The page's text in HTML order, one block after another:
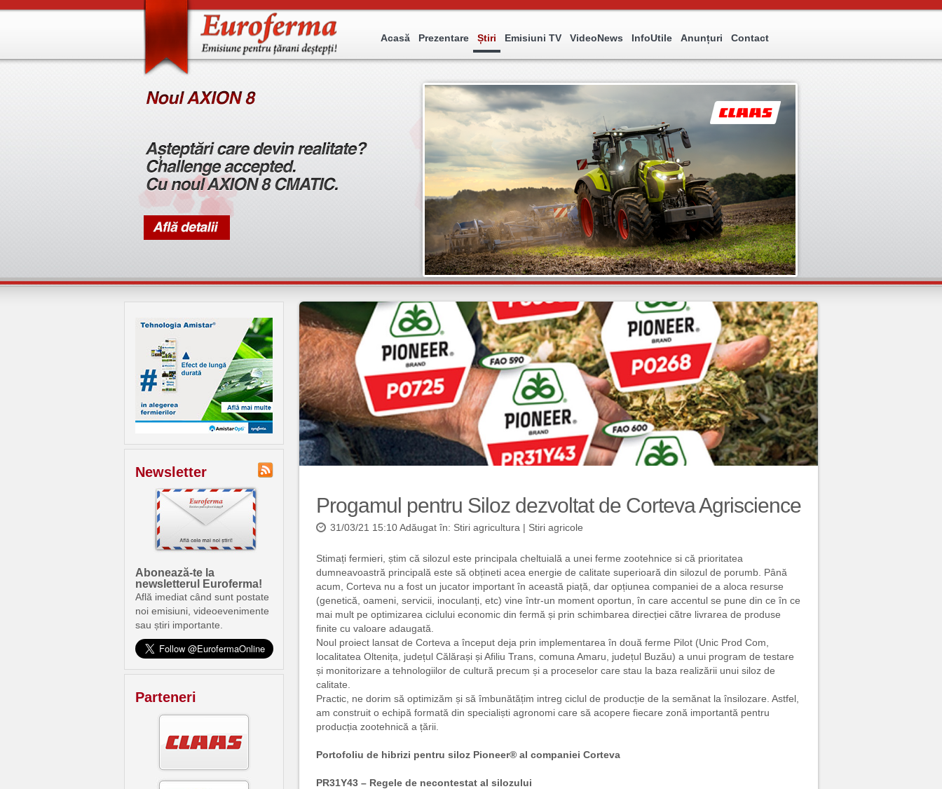
Acasă Prezentare Știri Emisiuni TV VideoNews InfoUtile Anunțuri Contact
Newsletter
Abonează-te la
newsletterul Euroferma!
Află imediat când sunt postate
noi emisiuni, videoevenimente
sau știri importante.
Parteneri
Progamul pentru Siloz dezvoltat de Corteva Agriscience
31/03/21 15:10 Adăugat în: Stiri agricultura | Stiri agricole
Stimați fermieri, știm că silozul este principala cheltuială a unei ferme zootehnice si că prioritatea
dumneavoastră principală este să obțineti acea energie de calitate superioară din silozul de porumb. Până
acum, Corteva nu a fost un jucator important în această piață, dar opțiunea companiei de a aloca resurse
(genetică, oameni, servicii, inoculanți, etc) vine într-un moment oportun, în care accentul se pune din ce în ce
mai mult pe optimizarea ciclului economic din fermă și prin schimbarea direcției către livrarea de produse
finite cu valoare adaugată.
Noul proiect lansat de Corteva a început deja prin implementarea în două ferme Pilot (Unic Prod Com,
localitatea Oltenița, județul Călărași și Afiliu Trans, comuna Amaru, județul Buzău) a unui program de testare
și monitorizare a tehnologiilor de cultură precum și a proceselor care stau la baza realizării unui siloz de
calitate.
Practic, ne dorim să optimizăm și să îmbunătățim intreg ciclul de producție de la semănat la însilozare. Astfel,
am construit o echipă formată din specialiști agronomi care să acopere fiecare zonă importantă pentru
producția zootehnică a țării.
Portofoliu de hibrizi pentru siloz Pioneer® al companiei Corteva
PR31Y43 – Regele de necontestat al silozului